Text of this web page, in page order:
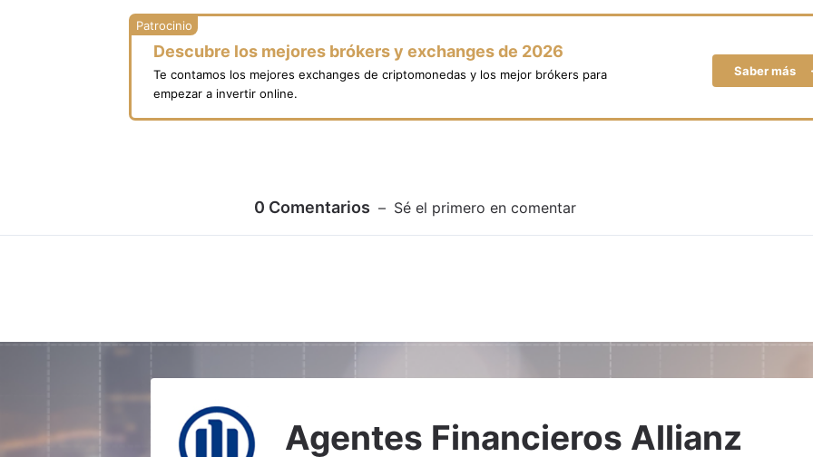
Descubre los mejores brókers y exchanges de 2026
Te contamos los mejores exchanges de criptomonedas y los mejor brókers para
empezar a invertir online.
Saber más
0 Comentarios Sé el primero en comentar
Agentes Financieros Allianz